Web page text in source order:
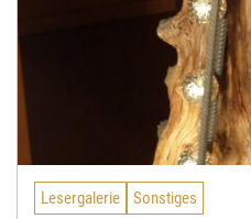
Lesergalerie Sonstiges